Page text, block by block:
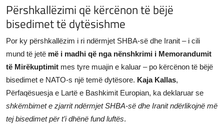
Përshkallëzimi që kërcënon të bëjë
bisedimet të dytësishme
Por ky përshkallëzim i ri ndërmjet SHBA-së dhe Iranit – i cili
mund të jetë më i madhi që nga nënshkrimi i Memorandumit
të Mirëkuptimit mes tyre muajin e kaluar – po kërcënon të bëjë
bisedimet e NATO-s një temë dytësore. Kaja Kallas,
Përfaqësuesja e Lartë e Bashkimit Europian, ka deklaruar se
shkëmbimet e zjarrit ndërmjet SHBA-së dhe Iranit ndërlikojnë më
tej bisedimet për t’i dhënë fund luftës.